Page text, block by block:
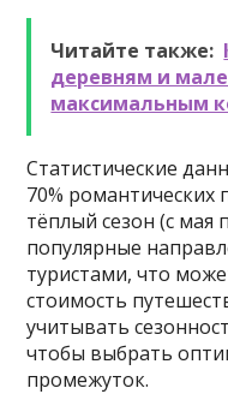
Читайте также:
деревням и
максимальным
Статистические
70% романтических
тёплый сезон (с мая
популярные
туристами, что
стоимость
учитывать
чтобы выбрать
промежуток.